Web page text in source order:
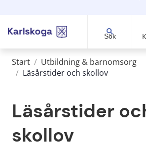
Sök
Start / Utbildning & barnomsorg
/ Läsårstider och skollov
Läsårstider
skollov